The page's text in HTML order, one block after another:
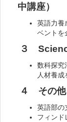
中講座）
英語力養
ベントを
３
数科探究
人材養成
４ その他
英語部の
フィンド